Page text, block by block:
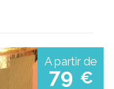
A partir de
79 €